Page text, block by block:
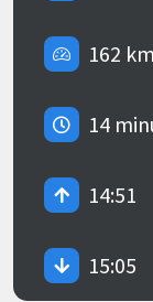
162
14
14:51
15:05